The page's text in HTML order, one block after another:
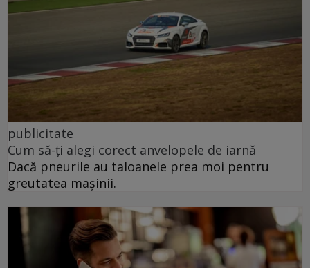
publicitate
Cum să-ți alegi corect anvelopele de iarnă
Dacă pneurile au taloanele prea moi pentru
greutatea mașinii.